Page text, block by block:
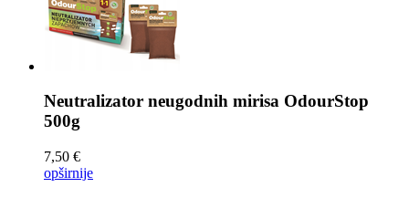
Neutralizator neugodnih mirisa OdourStop
500g
7,50 €
opširnije